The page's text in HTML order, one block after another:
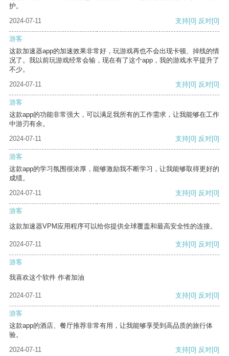
护。
2024-07-11
支持[0] 反对[0]
游客
这款加速器app的加速效果非常好，玩游戏再也不会出现卡顿、掉线的情
况了。我以前玩游戏经常会输，现在有了这个app，我的游戏水平提升了
不少。
2024-07-11
支持[0] 反对[0]
游客
这款app的功能非常强大，可以满足我所有的工作需求，让我能够在工作
中游刃有余。
2024-07-11
支持[0] 反对[0]
游客
这款app的学习氛围很浓厚，能够激励我不断学习，让我能够取得更好的
成绩。
2024-07-11
支持[0] 反对[0]
游客
这款加速器VPM应用程序可以给你提供全球覆盖和最高安全性的连接。
2024-07-11 支持[0] 反对[0]
游客
我喜欢这个软件 作者加油
2024-07-11 支持[0] 反对[0]
游客
这款app的酒店、餐厅推荐非常有用，让我能够享受到高品质的旅行体
验。
2024-07-11
支持[0] 反对[0]